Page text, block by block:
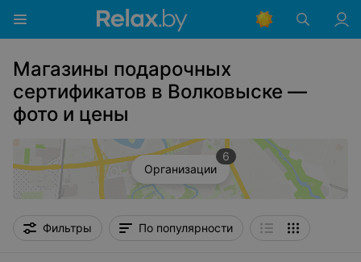
Магазины подарочных
сертификатов в Волковыске —
фото и цены
Организации
6
Фильтры По популярности